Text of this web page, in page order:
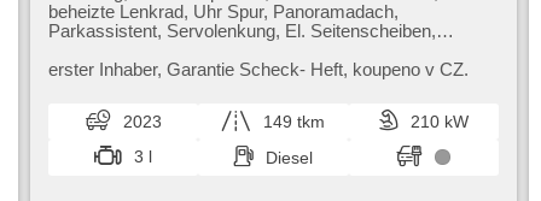
beheizte Lenkrad, Uhr Spur, Panoramadach,
Parkassistent, Servolenkung, El. Seitenscheiben,
Antriebsschlupfregelung (ASR), Zentralverriegelung,
Klappspiegel, Elektronisches Stabilitätsprogramm (ESP),
Nebelscheinwerfer, beheizte Sitze, head-up display,
Ledersitze, Scheibenwischersensor, starten per Taste,
Anhängerkupplung, Reifendrucksensor, USB,
erster Inhaber,​ Garantie Scheck​- Heft,​ koupeno v CZ.
2023 149 tkm
210 kW
3 l
Diesel